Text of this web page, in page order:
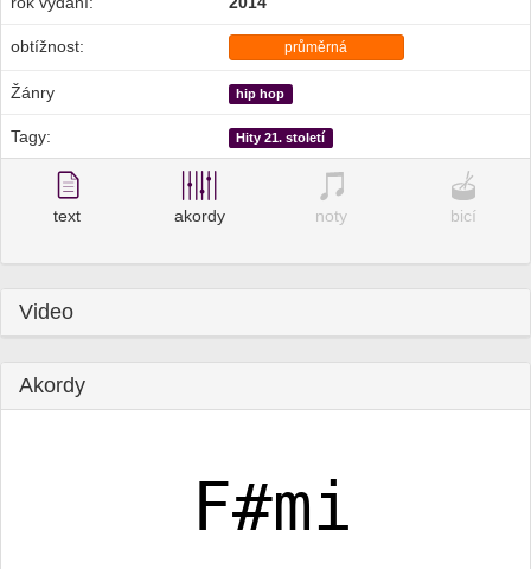
obtížnost: průměrná
Žánry hip hop
Tagy: Hity 21. století
text akordy noty bicí
Video
Akordy
F#mi